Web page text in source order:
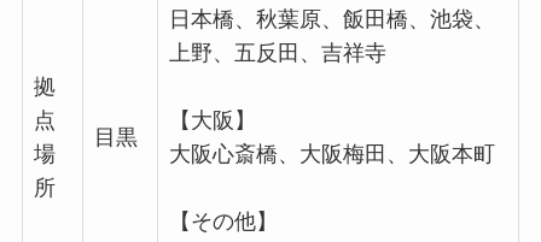
拠
点
場
所
目黒
日本橋、秋葉原、飯田橋、池袋、
上野、五反田、吉祥寺
【大阪】
大阪心斎橋、大阪梅田、大阪本町
【その他】